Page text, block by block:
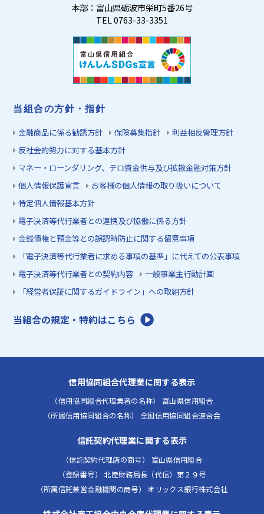
本部：富山県砺波市栄町5番26号
TEL 0763-33-3351
当組合の方針・指針
金融商品に係る勧誘方針 保険募集指針
利益相反管理方針
反社会的勢力に対する基本方針
マネー・ローンダリング、テロ資金供与及び拡散金融対策方針
個人情報保護宣言
お客様の個人情報の取り扱いについて
特定個人情報基本方針
電子決済等代行業者との連携及び協働に係る方針
金銭債権と預金等との誤認時防止に関する留意事項
「電子決済等代行業者に求める事項の基準」に代えての公表事項
電子決済等代行業者との契約内容
一般事業主行動計画
「経営者保証に関するガイドライン」への取組方針
当組合の規定・特約はこちら
信用協同組合代理業に関する表示
（信用協同組合代理業者の名称） 富山県信用組合
（所属信用協同組合の名称） 全国信用協同組合連合会
信託契約代理業に関する表示
（信託契約代理店の商号） 富山県信用組合
（登録番号） 北陸財務局長（代信）第２９号
（所属信託兼営金融機関の商号） オリックス銀行株式会社